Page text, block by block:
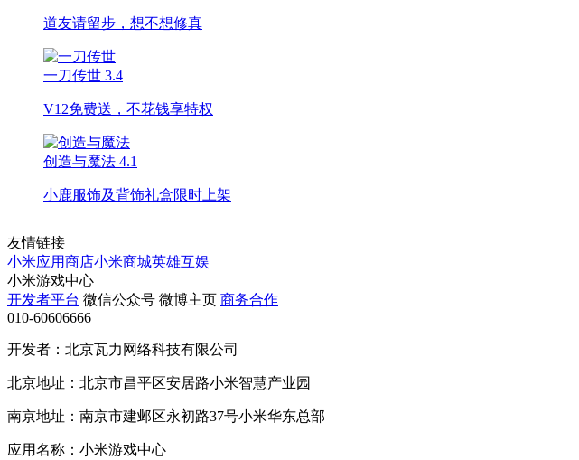
道友请留步，想不想修真
一刀传世 3.4
V12免费送，不花钱享特权
创造与魔法 4.1
小鹿服饰及背饰礼盒限时上架
友情链接
小米应用商店小米商城英雄互娱
小米游戏中心
开发者平台 微信公众号 微博主页 商务合作
010-60606666
开发者：北京瓦力网络科技有限公司
北京地址：北京市昌平区安居路小米智慧产业园
南京地址：南京市建邺区永初路37号小米华东总部
应用名称：小米游戏中心